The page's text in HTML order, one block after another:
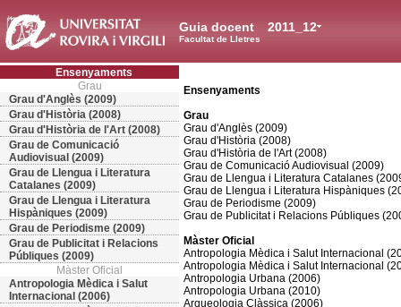
2011_12
Guia docent
Facultat de Lletres
Ensenyaments
Grau
Grau d'Anglès (2009)
Grau d'Història (2008)
Grau d'Història de l'Art (2008)
Grau de Comunicació
Audiovisual (2009)
Grau de Llengua i Literatura
Catalanes (2009)
Grau de Llengua i Literatura
Hispàniques (2009)
Grau de Periodisme (2009)
Grau de Publicitat i Relacions
Públiques (2009)
Màster Oficial
Antropologia Mèdica i Salut
Internacional (2006)
Ensenyaments
Grau
Grau d'Anglès (2009)
Grau d'Història (2008)
Grau d'Història de l'Art (2008)
Grau de Comunicació Audiovisual (2009)
Grau de Llengua i Literatura Catalanes
Grau de Llengua i Literatura Hispàniques
Grau de Periodisme (2009)
Grau de Publicitat i Relacions Públiques
Màster Oficial
Antropologia Mèdica i Salut Internacional
Antropologia Mèdica i Salut Internacional
Antropologia Urbana (2006)
Antropologia Urbana (2010)
Arqueologia Clàssica (2006)